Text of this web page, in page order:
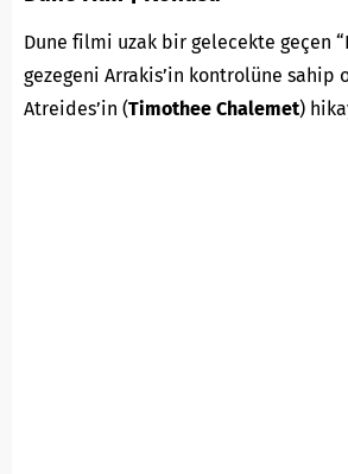
Dune filmi uzak bir gelecekte geçen
gezegeni Arrakis’in kontrolüne sahip
Atreides’in (Timothee Chalemet)